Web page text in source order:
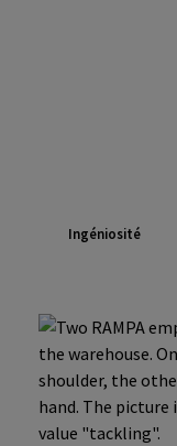
Ingéniosité